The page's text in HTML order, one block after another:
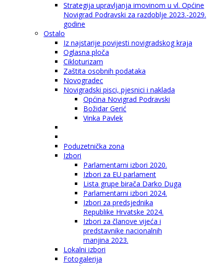
Strategija upravljanja imovinom u vl. Općine
Novigrad Podravski za razdoblje 2023.-2029.
godine
Ostalo
Iz najstarije povijesti novigradskog kraja
Oglasna ploča
Cikloturizam
Zaštita osobnih podataka
Novogradec
Novigradski pisci, pjesnici i naklada
Općina Novigrad Podravski
Božidar Gerić
Vinka Pavlek
Poduzetnička zona
Izbori
Parlamentarni izbori 2020.
Izbori za EU parlament
Lista grupe birača Darko Duga
Parlamentarni izbori 2024.
Izbori za predsjednika
Republike Hrvatske 2024.
Izbori za članove vijeća i
predstavnike nacionalnih
manjina 2023.
Lokalni izbori
Fotogalerija